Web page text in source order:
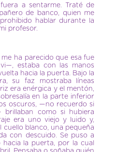
a sentarme. Traté de
de banco, quien me
hablar durante la
profesor.
ha parecido que esa fue
estaba con las manos
hacia la puerta. Bajo la
su faz mostraba líneas
era enérgica y el mentón,
en la parte inferior
oscuros, —no recuerdo si
como si hubiera
era uno viejo y luido y,
blanco, una pequeña
con descuido. Se puso a
la puerta, por la cual